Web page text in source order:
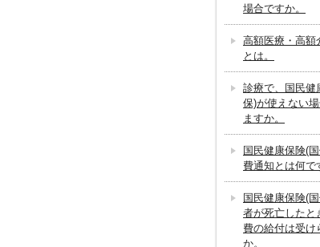
場合ですか。
高額医療・高額
とは。
診療で、国民健
保)が使えない
ますか。
国民健康保険(
費通知とは何で
国民健康保険(
者が死亡したと
費の給付は受け
か。